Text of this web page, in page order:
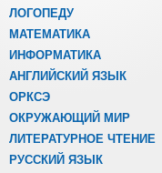
ЛОГОПЕДУ
МАТЕМАТИКА
ИНФОРМАТИКА
АНГЛИЙСКИЙ ЯЗЫК
ОРКСЭ
ОКРУЖАЮЩИЙ МИР
ЛИТЕРАТУРНОЕ ЧТЕНИЕ
РУССКИЙ ЯЗЫК